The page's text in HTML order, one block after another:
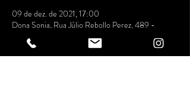
09 de dez. de 2021, 17:00
Dona Sonia, Rua Júlio Rebollo Perez, 489 -
Jardim Peri Peri, São Paulo - SP, 05538-010,
Brasil